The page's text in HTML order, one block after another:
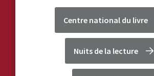
Centre national du livre
Nuits de la lecture